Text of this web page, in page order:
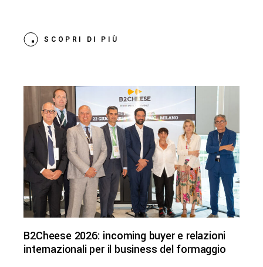
SCOPRI DI PIÙ
B2Cheese 2026: incoming buyer e relazioni
internazionali per il business del formaggio